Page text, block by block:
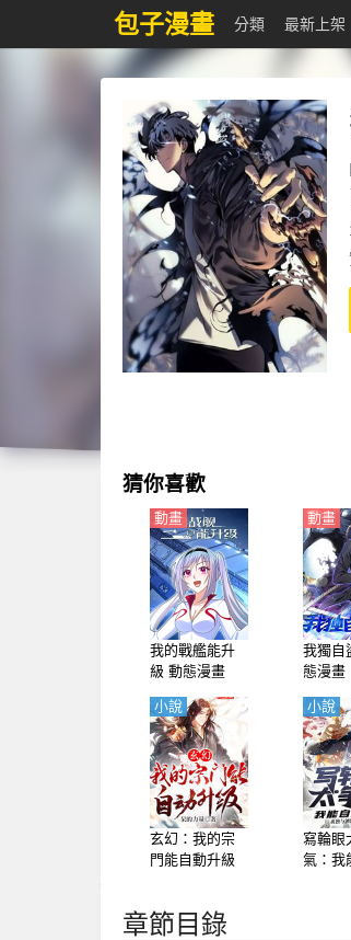
包子漫畫 分類 最新上架
猜你喜歡
我的戰艦能升
級 動態漫畫
動畫
我獨自
態漫畫
動畫
玄幻：我的宗
門能自動升級
小說
寫輪眼
氣：我
小說
章節目錄